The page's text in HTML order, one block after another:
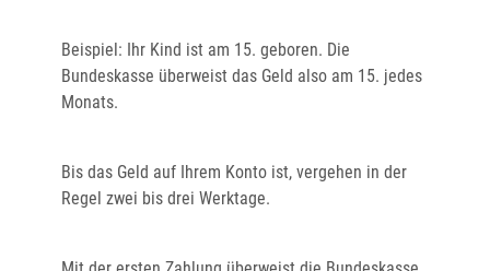
Beispiel: Ihr Kind ist am 15. geboren. Die
Bundeskasse überweist das Geld also am 15. jedes
Monats.
Bis das Geld auf Ihrem Konto ist, vergehen in der
Regel zwei bis drei Werktage.